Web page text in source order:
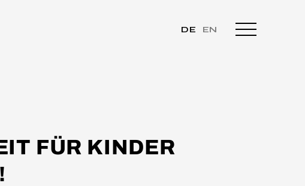
DE EN
FÜR KINDER